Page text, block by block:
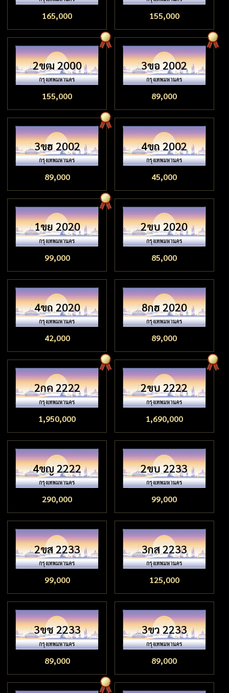
165,000 155,000
2ขฒ 2000
155,000
3ขอ 2002
89,000
3ขฮ 2002
89,000
4ขถ 2002
45,000
1ขย 2020
99,000
2ขบ 2020
85,000
4ขถ 2020
42,000
8กฮ 2020
89,000
2กค 2222
1,950,000
2ขบ 2222
1,690,000
4ขญ 2222
290,000
2ขบ 2233
99,000
2ขส 2233
99,000
3กส 2233
125,000
3ขช 2233
89,000
3ขว 2233
89,000